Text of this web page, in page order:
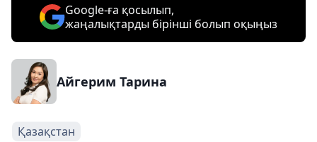
Google-ға қосылып,
жаңалықтарды бірінші болып оқыңыз
Айгерим Тарина
Қазақстан